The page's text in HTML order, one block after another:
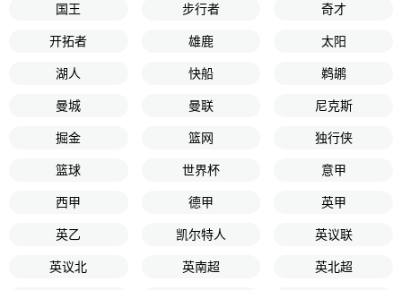
国王 步行者 奇才
开拓者 雄鹿 太阳
湖人 快船 鹈鹕
曼城 曼联 尼克斯
掘金 篮网 独行侠
篮球 世界杯 意甲
西甲 德甲 英甲
英乙 凯尔特人 英议联
英议北 英南超 英北超